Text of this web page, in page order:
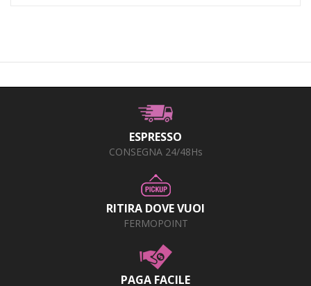
ESPRESSO
CONSEGNA 24/48Hs
RITIRA DOVE VUOI
FERMOPOINT
PAGA FACILE